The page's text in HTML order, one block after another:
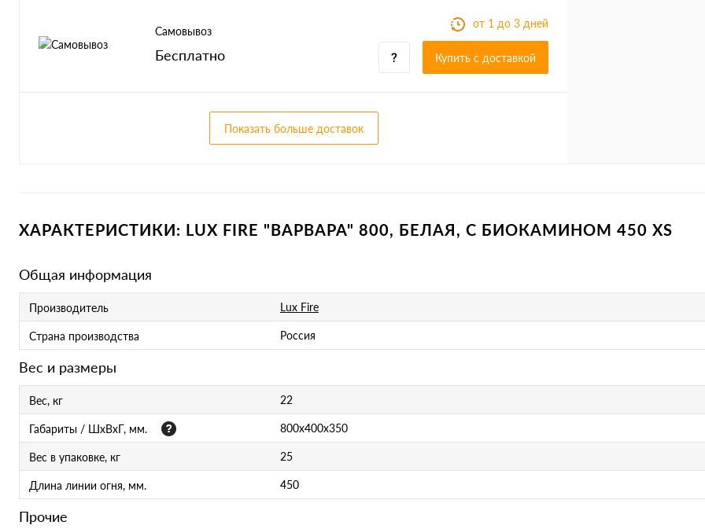
Самовывоз
Бесплатно
от 1 до 3 дней
Купить c доставкой
Показать больше доставок
ХАРАКТЕРИСТИКИ: LUX FIRE "ВАРВАРА" 800, БЕЛАЯ, С БИОКАМИНОМ 450 XS
Общая информация
Производитель Lux Fire
Страна производства Россия
Вес и размеры
Вес, кг 22
Габариты / ШхВхГ, мм. 800x400x350
Вес в упаковке, кг 25
Длина линии огня, мм. 450
Прочие